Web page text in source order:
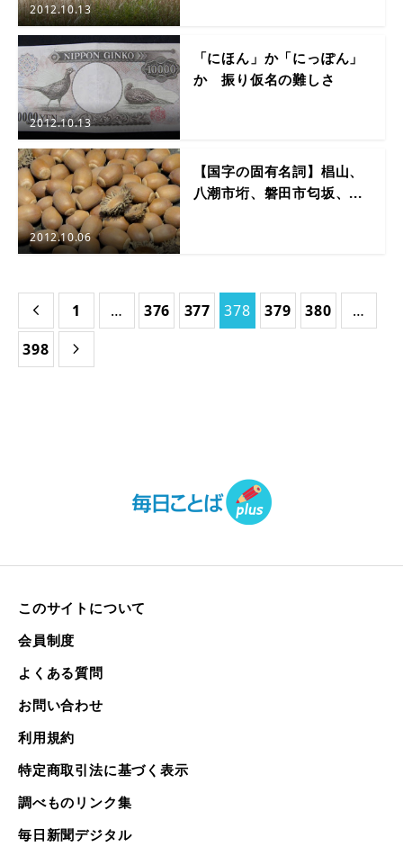
2012.10.13
2012.10.13
「にほん」か「にっぽん」
か 振り仮名の難しさ
2012.10.06
【国字の固有名詞】椙山、
八潮市垳、磐田市匂坂、...
 1 … 376 377 378 379 380
…
398

このサイトについて
会員制度
よくある質問
お問い合わせ
利用規約
特定商取引法に基づく表示
調べものリンク集
毎日新聞デジタル